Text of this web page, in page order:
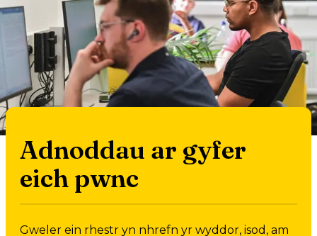
Adnoddau ar gyfer
eich pwnc
Gweler ein rhestr yn nhrefn yr wyddor, isod, am